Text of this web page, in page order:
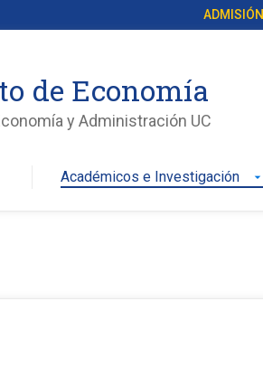
ADMISIÓN
de Economía
y Administración UC
Académicos e Investigación arrow_drop_down